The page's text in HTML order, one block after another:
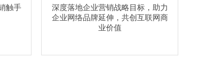
触手
深度落地企业营销战略目标，助力
企业网络品牌延伸，共创互联网商
业价值